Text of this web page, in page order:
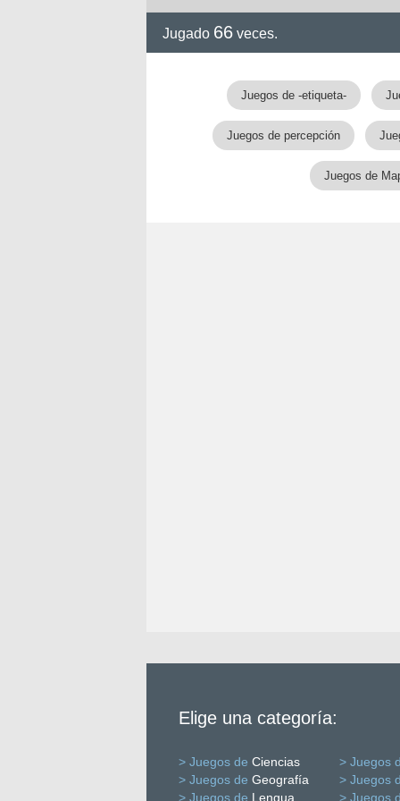
Jugado 66 veces.
Juegos de -etiqueta-
Juegos de percepción
Juegos de
Elige una categoría:
> Juegos de Ciencias
> Juegos
> Juegos de Geografía
> Juegos
> Juegos de Lengua > Juegos